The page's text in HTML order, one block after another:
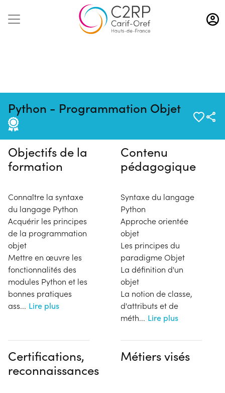
Aller
au
contenu
Python - Programmation Objet
Pas de session programmée en
ce moment
Objectifs de la
formation
Connaître la syntaxe
du langage Python
Acquérir les principes
de la programmation
objet
Mettre en œuvre les
fonctionnalités des
modules Python et les
bonnes pratiques
ass... Lire plus
Contenu
pédagogique
Syntaxe du langage
Python
Approche orientée
objet
Les principes du
paradigme Objet
La définition d'un
objet
La notion de classe,
d'attributs et de
méth... Lire plus
Certifications,
reconnaissances
Métiers visés